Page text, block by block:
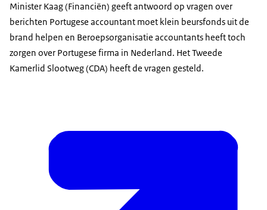
Minister Kaag (Financiën) geeft antwoord op vragen over
berichten Portugese accountant moet klein beursfonds uit de
brand helpen en Beroepsorganisatie accountants heeft toch
zorgen over Portugese firma in Nederland. Het Tweede
Kamerlid Slootweg (CDA) heeft de vragen gesteld.